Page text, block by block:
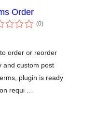
Order
(0vērtējumu
kopsumma
)
order or reorder
and custom post
plugin is ready
requi …